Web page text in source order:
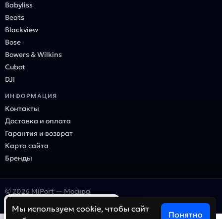
Babyliss
Beats
Blackview
Bose
Bowers & Wilkins
Cubot
DJI
ИНФОРМАЦИЯ
Контакты
Доставка и оплата
Гарантия и возврат
Карта сайта
Бренды
© 2026 MiPort — Москва
Онлайн-магазин электроники и гаджетов
Мы используем cookie, чтобы сайт
Понятно
Ваш город — Москва?